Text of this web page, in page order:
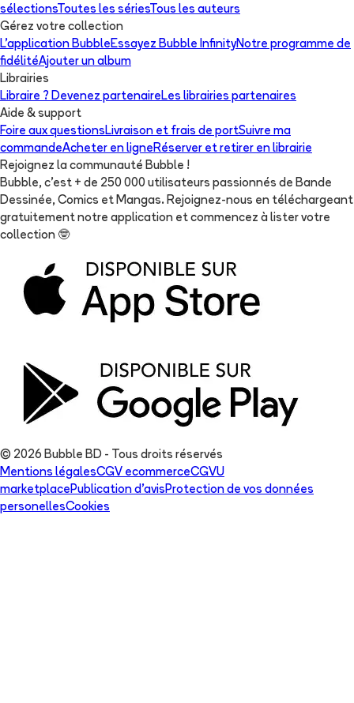
sélectionsToutes les sériesTous les auteurs
Gérez votre collection
L'application BubbleEssayez Bubble InfinityNotre programme de
fidélitéAjouter un album
Librairies
Libraire ? Devenez partenaireLes librairies partenaires
Aide & support
Foire aux questionsLivraison et frais de portSuivre ma
commandeAcheter en ligneRéserver et retirer en librairie
Rejoignez la communauté Bubble !
Bubble, c'est + de 250 000 utilisateurs passionnés de Bande
Dessinée, Comics et Mangas. Rejoignez-nous en téléchargeant
gratuitement notre application et commencez à lister votre
collection 🤓
© 2026 Bubble BD - Tous droits réservés
Mentions légalesCGV ecommerceCGVU
marketplacePublication d'avisProtection de vos données
personellesCookies